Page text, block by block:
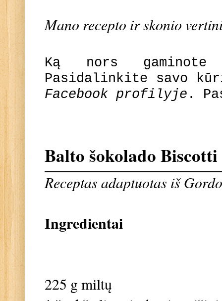
Mano recepto ir skonio
Ką nors
Pasidalinkite savo
Facebook profilyje .
Balto šokolado
Receptas adaptuotas iš
Ingredientai
225 g miltų